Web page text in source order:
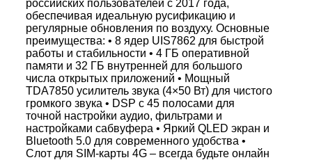
российских пользователей с 2017 года,
обеспечивая идеальную русификацию и
регулярные обновления по воздуху. Основные
преимущества: • 8 ядер UIS7862 для быстрой
работы и стабильности • 4 ГБ оперативной
памяти и 32 ГБ внутренней для большого
числа открытых приложений • Мощный
TDA7850 усилитель звука (4×50 Вт) для чистого
громкого звука • DSP с 45 полосами для
точной настройки аудио, фильтрами и
настройками сабвуфера • Яркий QLED экран и
Bluetooth 5.0 для современного удобства •
Слот для SIM-карты 4G – всегда будьте онлайн